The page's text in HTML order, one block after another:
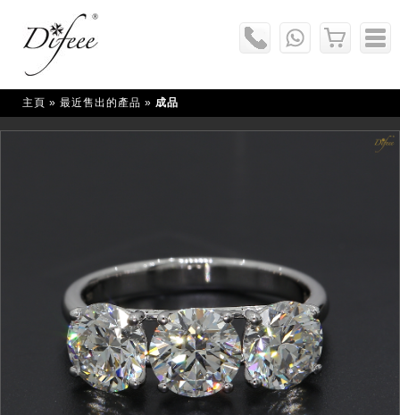
主頁 » 最近售出的產品 » 成品